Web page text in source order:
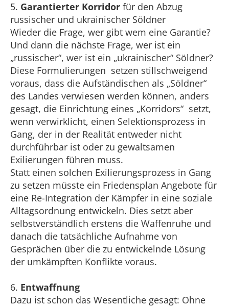
5. Garantierter Korridor für den Abzug
russischer und ukrainischer Söldner
Wieder die Frage, wer gibt wem eine Garantie?
Und dann die nächste Frage, wer ist ein
„russischer“, wer ist ein „ukrainischer“ Söldner?
Diese Formulierungen setzen stillschweigend
voraus, dass die Aufständischen als „Söldner“
des Landes verwiesen werden können, anders
gesagt, die Einrichtung eines „Korridors“ setzt,
wenn verwirklicht, einen Selektionsprozess in
Gang, der in der Realität entweder nicht
durchführbar ist oder zu gewaltsamen
Exilierungen führen muss.
Statt einen solchen Exilierungsprozess in Gang
zu setzen müsste ein Friedensplan Angebote für
eine Re-Integration der Kämpfer in eine soziale
Alltagsordnung entwickeln. Dies setzt aber
selbstverständlich erstens die Waffenruhe und
danach die tatsächliche Aufnahme von
Gesprächen über die zu entwickelnde Lösung
der umkämpften Konflikte voraus.
6. Entwaffnung
Dazu ist schon das Wesentliche gesagt: Ohne